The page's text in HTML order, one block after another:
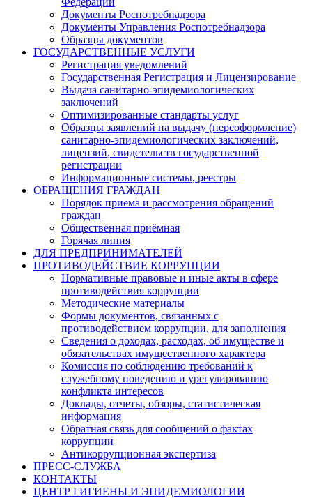
Документы Роспотребнадзора
Документы Управления Роспотребнадзора
Образцы документов
ГОСУДАРСТВЕННЫЕ УСЛУГИ
Регистрация уведомлений
Государственная Регистрация и Лицензирование
Выдача санитарно-эпидемиологических
заключений
Оптимизированные стандарты услуг
Образцы заявлений на выдачу (переоформление)
санитарно-эпидемиологических заключений,
лицензий, свидетельств государственной
регистрации
Информационные системы, реестры
ОБРАЩЕНИЯ ГРАЖДАН
Порядок приема и рассмотрения обращений
граждан
Общественная приёмная
Горячая линия
ДЛЯ ПРЕДПРИНИМАТЕЛЕЙ
ПРОТИВОДЕЙСТВИЕ КОРРУПЦИИ
Нормативные правовые и иные акты в сфере
противодействия коррупции
Методические материалы
Формы документов, связанных с
противодействием коррупции, для заполнения
Сведения о доходах, расходах, об имуществе и
обязательствах имущественного характера
Комиссия по соблюдению требований к
служебному поведению и урегулированию
конфликта интересов
Доклады, отчеты, обзоры, статистическая
информация
Обратная связь для сообщений о фактах
коррупции
Антикоррупционная экспертиза
ПРЕСС-СЛУЖБА
КОНТАКТЫ
ЦЕНТР ГИГИЕНЫ И ЭПИДЕМИОЛОГИИ